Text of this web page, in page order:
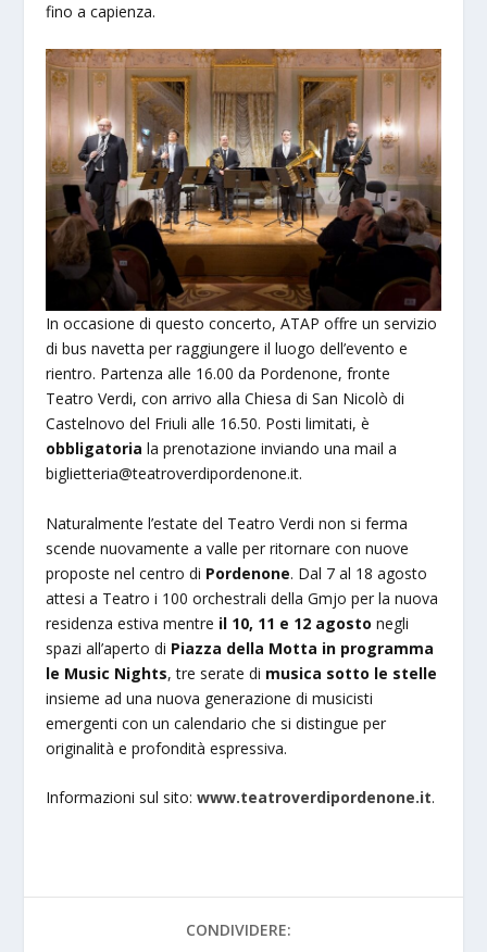
fino a capienza.
In occasione di questo concerto, ATAP offre un servizio
di bus navetta per raggiungere il luogo dell’evento e
rientro. Partenza alle 16.00 da Pordenone, fronte
Teatro Verdi, con arrivo alla Chiesa di San Nicolò di
Castelnovo del Friuli alle 16.50. Posti limitati, è
obbligatoria la prenotazione inviando una mail a
biglietteria@teatroverdipordenone.it.
Naturalmente l’estate del Teatro Verdi non si ferma
scende nuovamente a valle per ritornare con nuove
proposte nel centro di Pordenone. Dal 7 al 18 agosto
attesi a Teatro i 100 orchestrali della Gmjo per la nuova
residenza estiva mentre il 10, 11 e 12 agostonegli
spazi all’aperto di Piazza della Motta in programma
le Music Nights, tre serate di musica sotto le stelle
insieme ad una nuova generazione di musicisti
emergenti con un calendario che si distingue per
originalità e profondità espressiva.
Informazioni sul sito:www.teatroverdipordenone.it.
CONDIVIDERE: